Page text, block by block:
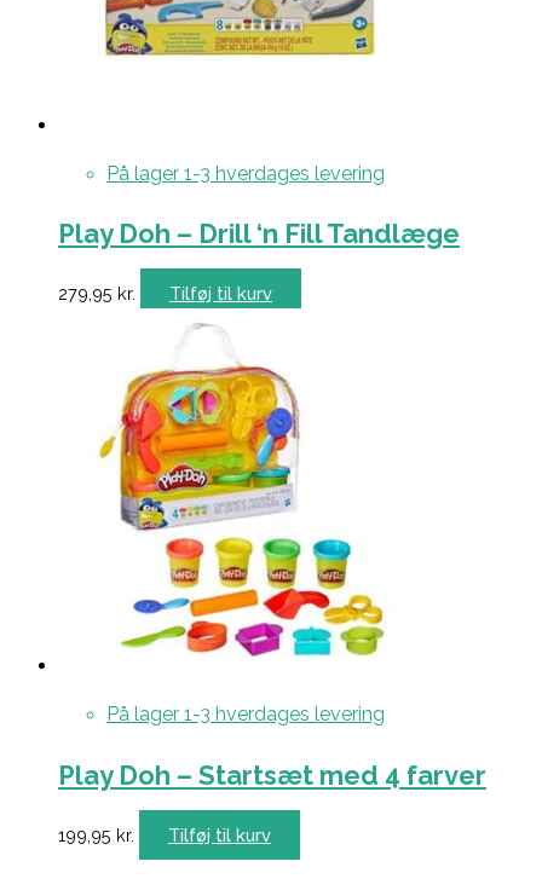
På lager 1-3 hverdages levering
Play Doh – Drill ‘n Fill Tandlæge
279,95 kr. Tilføj til kurv
På lager 1-3 hverdages levering
Play Doh – Startsæt med 4 farver
199,95 kr. Tilføj til kurv